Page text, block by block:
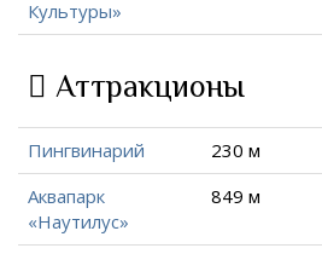
Культуры»
Аттракционы
Пингвинарий 230 м
Аквапарк
«Наутилус»
849 м